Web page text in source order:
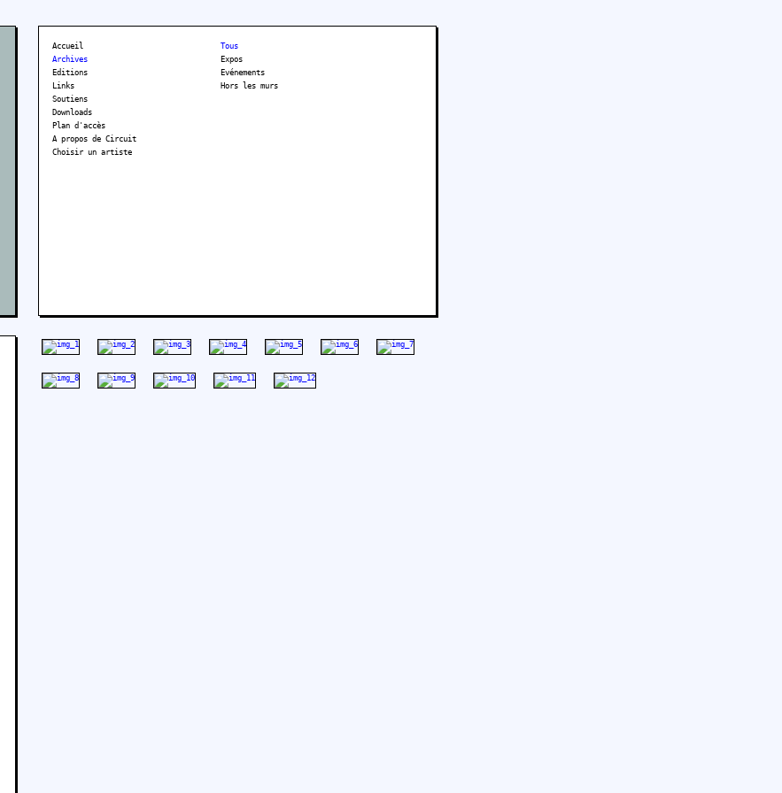
Accueil
Archives
Editions
Links
Soutiens
Downloads
Plan d'accès
A propos de Circuit
Tous
Expos
Evénements
Hors les murs